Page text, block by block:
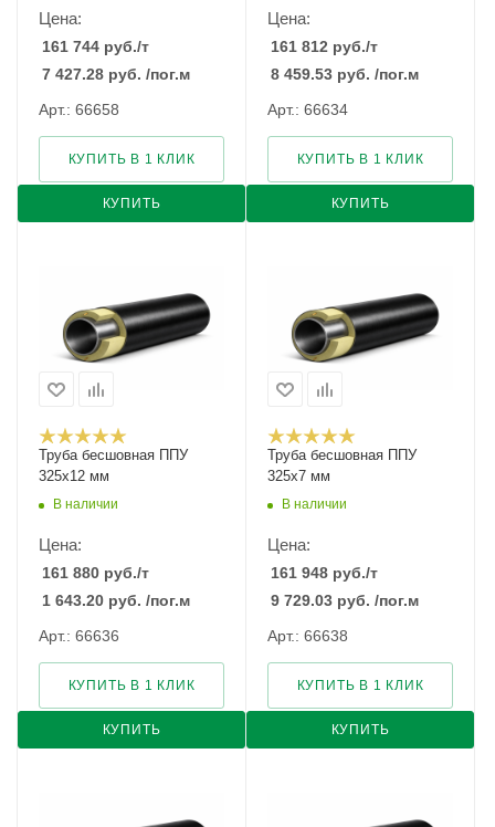
Цена:
161 744 руб./т
7 427.28 руб. /пог.м
Арт.: 66658
КУПИТЬ
КУПИТЬ В 1 КЛИК
Цена:
161 812 руб./т
8 459.53 руб. /пог.м
Арт.: 66634
КУПИТЬ
КУПИТЬ В 1 КЛИК
Труба бесшовная ППУ
325х12 мм
В наличии
Цена:
161 880 руб./т
1 643.20 руб. /пог.м
Арт.: 66636
КУПИТЬ
КУПИТЬ В 1 КЛИК
Труба бесшовная ППУ
325х7 мм
В наличии
Цена:
161 948 руб./т
9 729.03 руб. /пог.м
Арт.: 66638
КУПИТЬ
КУПИТЬ В 1 КЛИК